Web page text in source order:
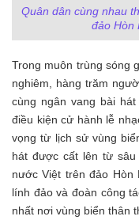
Quân dân cùng nhau
đảo Hòn
Trong muôn trùng sóng
nghiêm, hàng trăm
cùng ngân vang bài hát
điều kiện cử hành lễ
vọng từ lịch sử vùng
hát được cất lên từ
nước Việt trên đảo Hòn
lính đảo và đoàn công
nhất nơi vùng biển thân